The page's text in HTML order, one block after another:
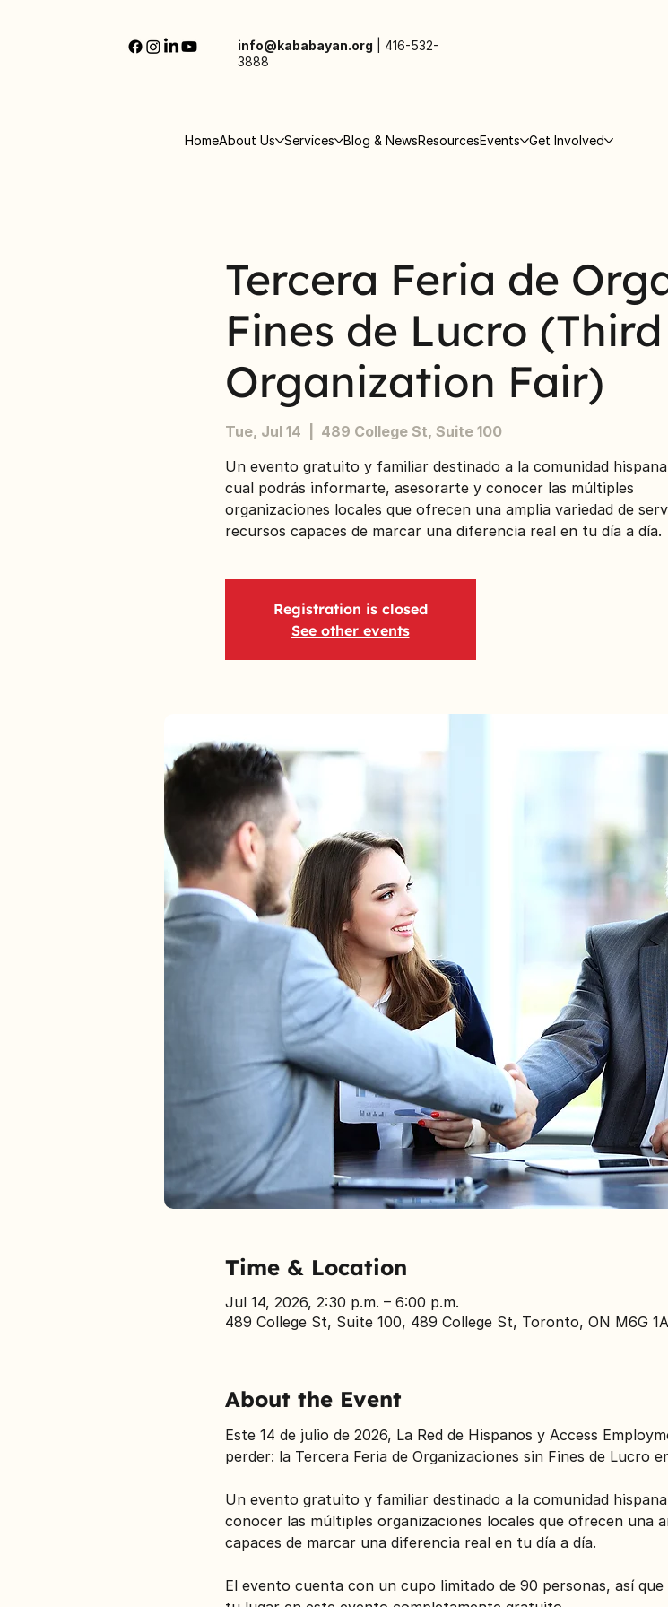
info@kababayan.org
416-532-
3888
HomeAbout Us Services Blog & NewsResourcesEvents Get Involved
Tercera Feria de
Fines de Lucro
Organization Fair)
Tue, Jul 14
489 College St, Suite 100
Un evento gratuito y familiar destinado a la comunidad
cual podrás informarte, asesorarte y conocer las múltiples
organizaciones locales que ofrecen una amplia variedad de
recursos capaces de marcar una diferencia real en tu día a día.
Registration is closed
See other events
Time & Location
Jul 14, 2026, 2:30 p.m. – 6:00 p.m.
489 College St, Suite 100, 489 College St, Toronto, ON M6G
About the Event
Este 14 de julio de 2026, La Red de Hispanos y Access
perder: la Tercera Feria de Organizaciones sin Fines de Lucro
Un evento gratuito y familiar destinado a la comunidad
conocer las múltiples organizaciones locales que ofrecen una
capaces de marcar una diferencia real en tu día a día.
El evento cuenta con un cupo limitado de 90 personas, así